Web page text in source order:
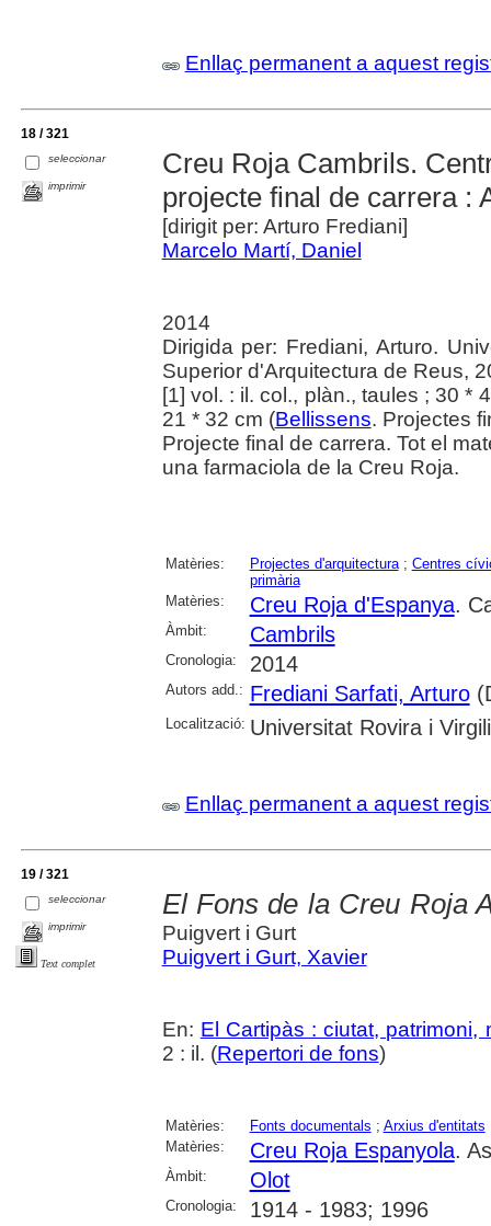
Enllaç permanent a aquest
18 / 321
seleccionar
imprimir
Creu Roja Cambrils.
projecte final de carrera :
[dirigit per: Arturo Frediani]
Marcelo Martí, Daniel
2014
Dirigida per: Frediani, Arturo.
Superior d'Arquitectura de Reus,
[1] vol. : il. col., plàn., taules ; 30 *
21 * 32 cm (Bellissens. Projectes
Projecte final de carrera. Tot el
una farmaciola de la Creu Roja.
Matèries: Projectes d'arquitectura; Centres
primària
Matèries:
Creu Roja d'Espanya.
Àmbit: Cambrils
Cronologia: 2014
Autors add.: Frediani Sarfati, Arturo
Localització: Universitat Rovira i Virgili
Enllaç permanent a aquest
19 / 321
seleccionar
imprimir
Text complet
El Fons de la Creu Roja
Puigvert i Gurt
Puigvert i Gurt, Xavier
En: El Cartipàs : ciutat, patrimoni,
2 : il. (Repertori de fons)
Matèries: Fonts documentals ; Arxius d'entitats
Matèries:
Creu Roja Espanyola.
Àmbit: Olot
Cronologia: 1914 - 1983; 1996